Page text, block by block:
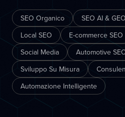
SEO Organico SEO AI & GEO
Local SEO
E-commerce SEO
Social Media
Automotive
Sviluppo Su Misura
Automazione Intelligente